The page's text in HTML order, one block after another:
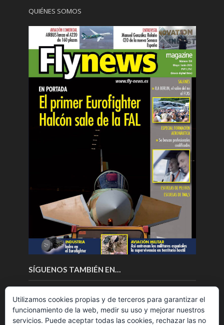
QUIÉNES SOMOS
SÍGUENOS TAMBIÉN EN…
Utilizamos cookies propias y de terceros para garantizar el
funcionamiento de la web, medir su uso y mejorar nuestros
servicios. Puede aceptar todas las cookies, rechazar las no